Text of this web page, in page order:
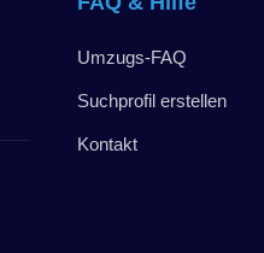
Umzugs-FAQ
Suchprofil erstellen
Kontakt